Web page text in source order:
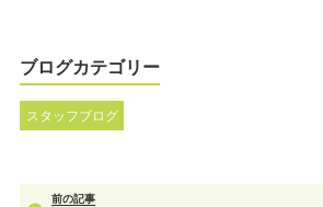
ブログカテゴリー
スタッフブログ
前の記事